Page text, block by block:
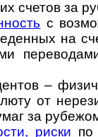
сче­тов за
с
на
–
от
за
риски по